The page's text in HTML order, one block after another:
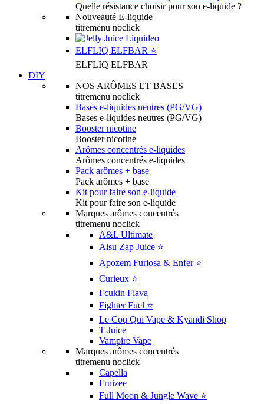
Quelle résistance choisir pour son e-liquide ?
Nouveauté E-liquide
titremenu noclick
ELFLIQ ELFBAR ⭐️
ELFLIQ ELFBAR
DIY
NOS ARÔMES ET BASES
titremenu noclick
Bases e-liquides neutres (PG/VG)
Bases e-liquides neutres (PG/VG)
Booster nicotine
Booster nicotine
Arômes concentrés e-liquides
Arômes concentrés e-liquides
Pack arômes + base
Pack arômes + base
Kit pour faire son e-liquide
Kit pour faire son e-liquide
Marques arômes concentrés
titremenu noclick
A&L Ultimate
Aisu Zap Juice ⭐️
Apozem Furiosa & Enfer ⭐️
Curieux ⭐️
Fcukin Flava
Fighter Fuel ⭐️
Le Coq Qui Vape & Kyandi Shop
T-Juice
Vampire Vape
Marques arômes concentrés
titremenu noclick
Capella
Fruizee
Full Moon & Jungle Wave ⭐️